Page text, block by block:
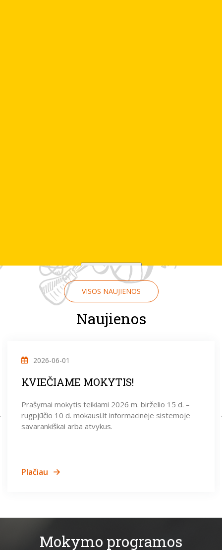
PLAČIAU
Naujienos
VISOS NAUJIENOS
2026-06-01
KVIEČIAME MOKYTIS!
Prašymai mokytis teikiami 2026 m. birželio 15 d. –
rugpjūčio 10 d. mokausi.lt informacinėje sistemoje
savarankiškai arba atvykus.
Plačiau
Mokymo programos